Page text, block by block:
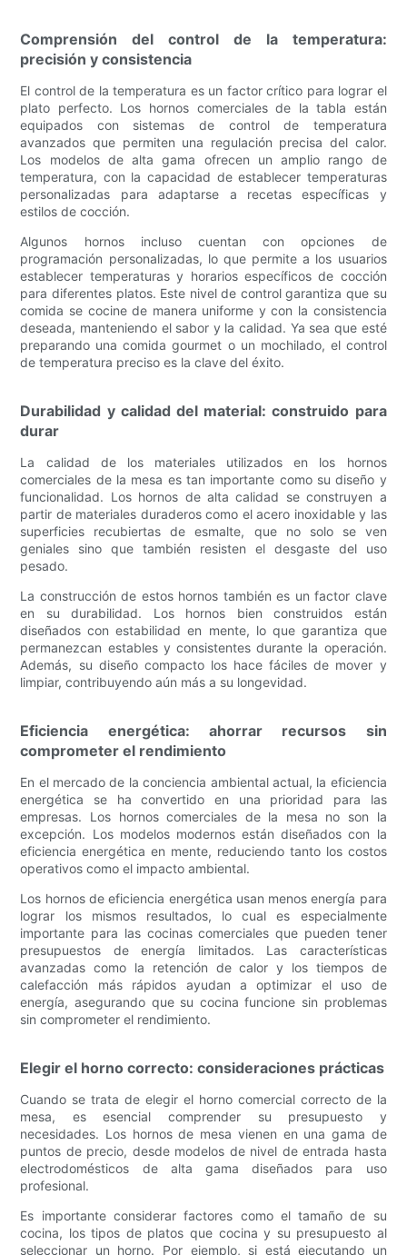
Comprensión del control de la temperatura:
precisión y consistencia
El control de la temperatura es un factor crítico para lograr el
plato perfecto. Los hornos comerciales de la tabla están
equipados con sistemas de control de temperatura
avanzados que permiten una regulación precisa del calor.
Los modelos de alta gama ofrecen un amplio rango de
temperatura, con la capacidad de establecer temperaturas
personalizadas para adaptarse a recetas específicas y
estilos de cocción.
Algunos hornos incluso cuentan con opciones de
programación personalizadas, lo que permite a los usuarios
establecer temperaturas y horarios específicos de cocción
para diferentes platos. Este nivel de control garantiza que su
comida se cocine de manera uniforme y con la consistencia
deseada, manteniendo el sabor y la calidad. Ya sea que esté
preparando una comida gourmet o un mochilado, el control
de temperatura preciso es la clave del éxito.
Durabilidad y calidad del material: construido para
durar
La calidad de los materiales utilizados en los hornos
comerciales de la mesa es tan importante como su diseño y
funcionalidad. Los hornos de alta calidad se construyen a
partir de materiales duraderos como el acero inoxidable y las
superficies recubiertas de esmalte, que no solo se ven
geniales sino que también resisten el desgaste del uso
pesado.
La construcción de estos hornos también es un factor clave
en su durabilidad. Los hornos bien construidos están
diseñados con estabilidad en mente, lo que garantiza que
permanezcan estables y consistentes durante la operación.
Además, su diseño compacto los hace fáciles de mover y
limpiar, contribuyendo aún más a su longevidad.
Eficiencia energética: ahorrar recursos sin
comprometer el rendimiento
En el mercado de la conciencia ambiental actual, la eficiencia
energética se ha convertido en una prioridad para las
empresas. Los hornos comerciales de la mesa no son la
excepción. Los modelos modernos están diseñados con la
eficiencia energética en mente, reduciendo tanto los costos
operativos como el impacto ambiental.
Los hornos de eficiencia energética usan menos energía para
lograr los mismos resultados, lo cual es especialmente
importante para las cocinas comerciales que pueden tener
presupuestos de energía limitados. Las características
avanzadas como la retención de calor y los tiempos de
calefacción más rápidos ayudan a optimizar el uso de
energía, asegurando que su cocina funcione sin problemas
sin comprometer el rendimiento.
Elegir el horno correcto: consideraciones prácticas
Cuando se trata de elegir el horno comercial correcto de la
mesa, es esencial comprender su presupuesto y
necesidades. Los hornos de mesa vienen en una gama de
puntos de precio, desde modelos de nivel de entrada hasta
electrodomésticos de alta gama diseñados para uso
profesional.
Es importante considerar factores como el tamaño de su
cocina, los tipos de platos que cocina y su presupuesto al
seleccionar un horno. Por ejemplo, si está ejecutando un